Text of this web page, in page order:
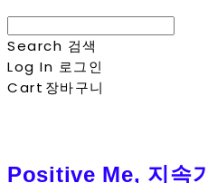
Search 검색
Log In 로그인
Cart 장바구니
Positive Me, 지속